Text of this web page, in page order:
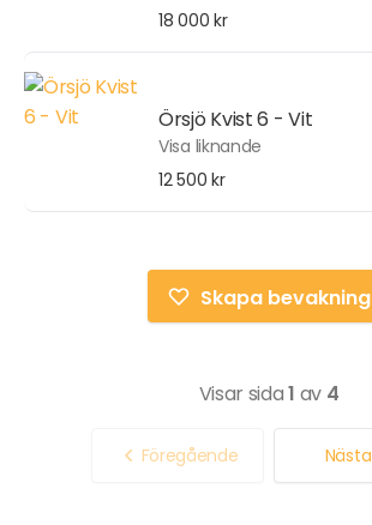
18 000 kr
Örsjö Kvist 6 - Vit
Visa liknande
12 500 kr
Skapa bevakning
Visar sida1 av 4
Föregående Nästa